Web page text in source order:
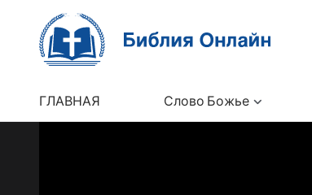
ГЛАВНАЯ Слово Божье